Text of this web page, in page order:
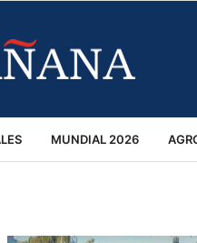
MUNDIAL 2026